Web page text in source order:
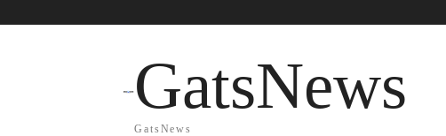
GatsNews
GatsNews